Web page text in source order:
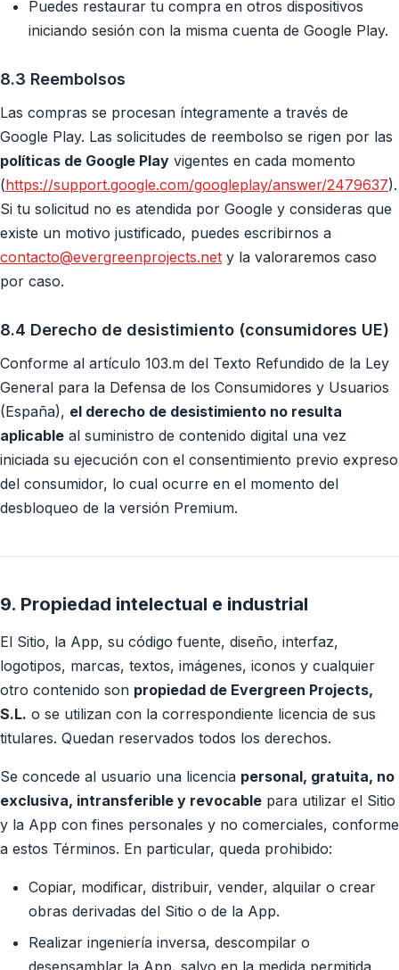
Puedes restaurar tu compra en otros dispositivos
iniciando sesión con la misma cuenta de Google Play.
8.3 Reembolsos
Las compras se procesan íntegramente a través de
Google Play. Las solicitudes de reembolso se rigen por las
políticas de Google Play vigentes en cada momento
(https://support.google.com/googleplay/answer/2479637).
Si tu solicitud no es atendida por Google y consideras que
existe un motivo justificado, puedes escribirnos a
contacto@evergreenprojects.net y la valoraremos caso
por caso.
8.4 Derecho de desistimiento (consumidores UE)
Conforme al artículo 103.m del Texto Refundido de la Ley
General para la Defensa de los Consumidores y Usuarios
(España), el derecho de desistimiento no resulta
aplicable al suministro de contenido digital una vez
iniciada su ejecución con el consentimiento previo expreso
del consumidor, lo cual ocurre en el momento del
desbloqueo de la versión Premium.
9. Propiedad intelectual e industrial
El Sitio, la App, su código fuente, diseño, interfaz,
logotipos, marcas, textos, imágenes, iconos y cualquier
otro contenido son propiedad de Evergreen Projects,
S.L. o se utilizan con la correspondiente licencia de sus
titulares. Quedan reservados todos los derechos.
Se concede al usuario una licencia personal, gratuita, no
exclusiva, intransferible y revocable para utilizar el Sitio
y la App con fines personales y no comerciales, conforme
a estos Términos. En particular, queda prohibido:
Copiar, modificar, distribuir, vender, alquilar o crear
obras derivadas del Sitio o de la App.
Realizar ingeniería inversa, descompilar o
desensamblar la App, salvo en la medida permitida